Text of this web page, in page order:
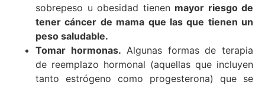
sobrepeso u obesidad tienen mayor riesgo de
tener cáncer de mama que las que tienen un
peso saludable.
Tomar hormonas. Algunas formas de terapia
de reemplazo hormonal (aquellas que incluyen
tanto estrógeno como progesterona) que se